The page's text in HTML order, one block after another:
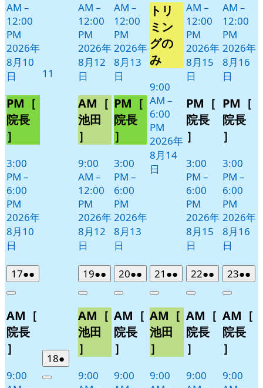
AM –
12:00
PM
2026年
8月10
日
PM［
院長
］
3:00
PM –
6:00
PM
2026年
8月10
日
11
AM –
12:00
PM
2026年
8月12
日
AM［
池田
］
9:00
AM –
12:00
PM
2026年
8月12
日
AM –
12:00
PM
2026年
8月13
日
PM［
院長
］
3:00
PM –
6:00
PM
2026年
8月13
日
月
14
日
ベ
ン
ト)
トリ
ミン
グの
み
9:00
AM –
6:00
PM
2026年
8月14
日
AM –
12:00
PM
2026年
8月15
日
PM［
院長
］
3:00
PM –
6:00
PM
2026年
8月15
日
AM –
12:00
PM
2026年
8月16
日
PM［
院長
］
3:00
PM –
6:00
PM
2026年
8月16
日
172026
年
月
17
日
●●
件
イ
Close
AM［
院長
］
9:00
182026
年
●
件
Close
192026
年
月
19
日
●●
件
イ
ベ
ト)
Close
AM［
池田
］
9:00
202026
年
月
20
日
●●
件
イ
ベ
ト)
Close
AM［
院長
］
9:00
21 2026
年
月
21
日
●●
件
イ
ベ
ト)
Close
AM［
池田
］
9:00
222026
年
月
22
日
●●
件
イ
ベ
ト)
Close
AM［
院長
］
9:00
232026
年
月
23
日
●●
件
イ
Close
AM［
院長
］
9:00